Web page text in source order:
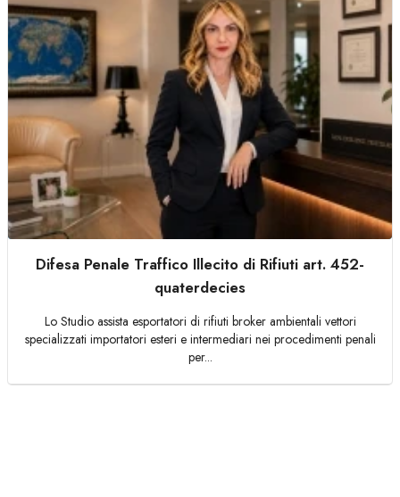
Difesa Penale Traffico Illecito di Rifiuti art. 452-
quaterdecies
Lo Studio assista esportatori di rifiuti broker ambientali vettori
specializzati importatori esteri e intermediari nei procedimenti penali
per...